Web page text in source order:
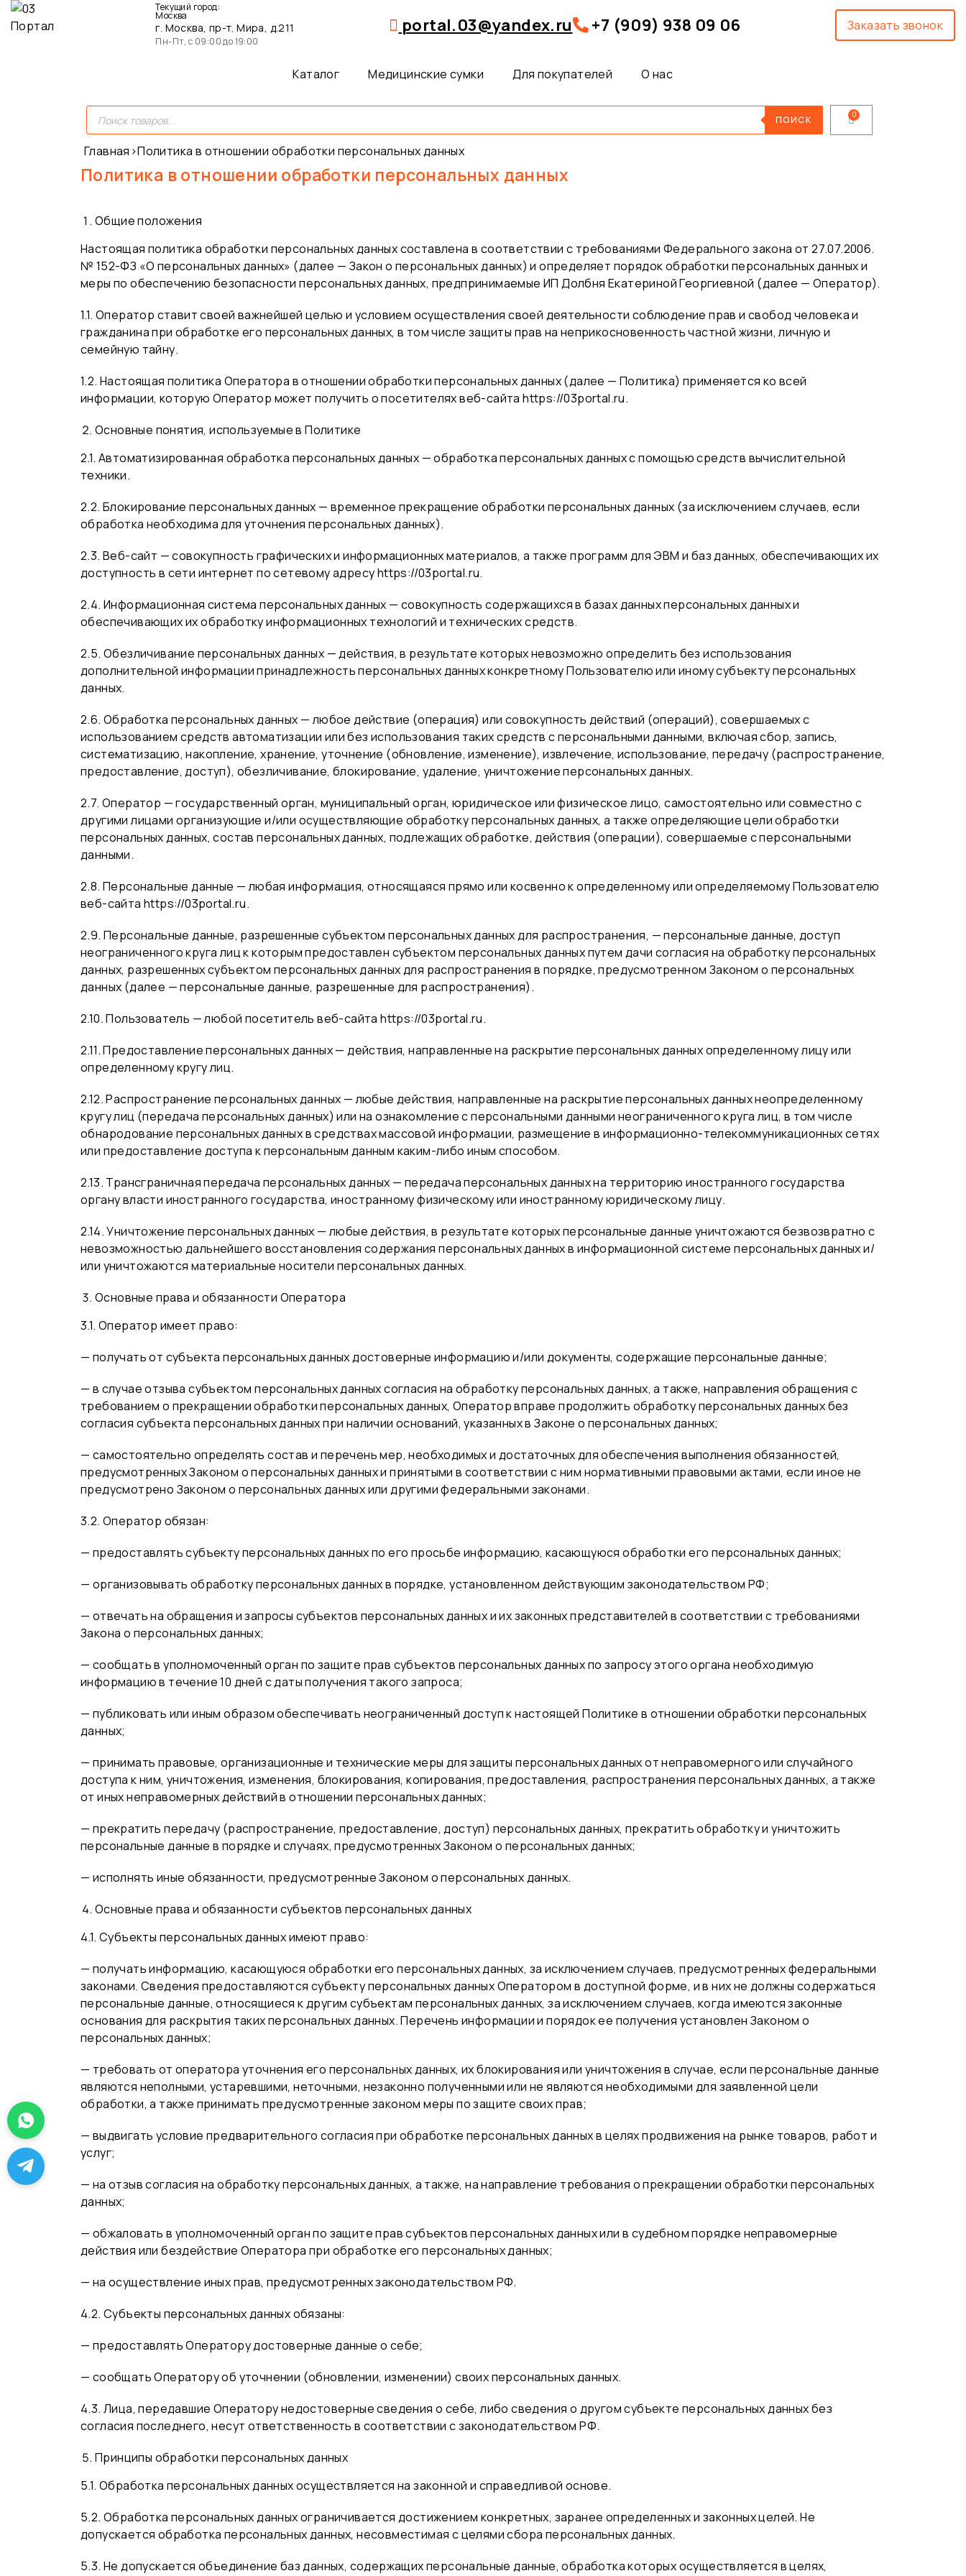
Текущий город:
Москва
г. Москва, пр-т. Мира, д.211
Пн-Пт, с 09:00 до 19:00
portal.03@yandex.ru +7 (909) 938 09 06 Заказать звонок
Каталог Медицинские сумки Для покупателей О нас
ПОИСК
Главная ›Политика в отношении обработки персональных данных
Политика в отношении обработки персональных данных
Общие положения
Настоящая политика обработки персональных данных составлена в соответствии с требованиями Федерального закона от 27.07.2006.
№ 152-ФЗ «О персональных данных» (далее — Закон о персональных данных) и определяет порядок обработки персональных данных и
меры по обеспечению безопасности персональных данных, предпринимаемые ИП Долбня Екатериной Георгиевной (далее — Оператор).
1.1. Оператор ставит своей важнейшей целью и условием осуществления своей деятельности соблюдение прав и свобод человека и
гражданина при обработке его персональных данных, в том числе защиты прав на неприкосновенность частной жизни, личную и
семейную тайну.
1.2. Настоящая политика Оператора в отношении обработки персональных данных (далее — Политика) применяется ко всей
информации, которую Оператор может получить о посетителях веб-сайтаhttps://03portal.ru.
Основные понятия, используемые в Политике
2.1. Автоматизированная обработка персональных данных — обработка персональных данных с помощью средств вычислительной
техники.
2.2. Блокирование персональных данных — временное прекращение обработки персональных данных (за исключением случаев, если
обработка необходима для уточнения персональных данных).
2.3. Веб-сайт — совокупность графических и информационных материалов, а также программ для ЭВМ и баз данных, обеспечивающих их
доступность в сети интернет по сетевому адресу https://03portal.ru.
2.4. Информационная система персональных данных — совокупность содержащихся в базах данных персональных данных и
обеспечивающих их обработку информационных технологий и технических средств.
2.5. Обезличивание персональных данных — действия, в результате которых невозможно определить без использования
дополнительной информации принадлежность персональных данных конкретному Пользователю или иному субъекту персональных
данных.
2.6. Обработка персональных данных — любое действие (операция) или совокупность действий (операций), совершаемых с
использованием средств автоматизации или без использования таких средств с персональными данными, включая сбор, запись,
систематизацию, накопление, хранение, уточнение (обновление, изменение), извлечение, использование, передачу (распространение,
предоставление, доступ), обезличивание, блокирование, удаление, уничтожение персональных данных.
2.7. Оператор — государственный орган, муниципальный орган, юридическое или физическое лицо, самостоятельно или совместно с
другими лицами организующие и/или осуществляющие обработку персональных данных, а также определяющие цели обработки
персональных данных, состав персональных данных, подлежащих обработке, действия (операции), совершаемые с персональными
данными.
2.8. Персональные данные — любая информация, относящаяся прямо или косвенно к определенному или определяемому Пользователю
веб-сайта https://03portal.ru.
2.9. Персональные данные, разрешенные субъектом персональных данных для распространения, — персональные данные, доступ
неограниченного круга лиц к которым предоставлен субъектом персональных данных путем дачи согласия на обработку персональных
данных, разрешенных субъектом персональных данных для распространения в порядке, предусмотренном Законом о персональных
данных (далее — персональные данные, разрешенные для распространения).
2.10. Пользователь — любой посетитель веб-сайта https://03portal.ru.
2.11. Предоставление персональных данных — действия, направленные на раскрытие персональных данных определенному лицу или
определенному кругу лиц.
2.12. Распространение персональных данных — любые действия, направленные на раскрытие персональных данных неопределенному
кругу лиц (передача персональных данных) или на ознакомление с персональными данными неограниченного круга лиц, в том числе
обнародование персональных данных в средствах массовой информации, размещение в информационно-телекоммуникационных сетях
или предоставление доступа к персональным данным каким-либо иным способом.
2.13. Трансграничная передача персональных данных — передача персональных данных на территорию иностранного государства
органу власти иностранного государства, иностранному физическому или иностранному юридическому лицу.
2.14. Уничтожение персональных данных — любые действия, в результате которых персональные данные уничтожаются безвозвратно с
невозможностью дальнейшего восстановления содержания персональных данных в информационной системе персональных данных и/
или уничтожаются материальные носители персональных данных.
Основные права и обязанности Оператора
3.1. Оператор имеет право:
— получать от субъекта персональных данных достоверные информацию и/или документы, содержащие персональные данные;
— в случае отзыва субъектом персональных данных согласия на обработку персональных данных, а также, направления обращения с
требованием о прекращении обработки персональных данных, Оператор вправе продолжить обработку персональных данных без
согласия субъекта персональных данных при наличии оснований, указанных в Законе о персональных данных;
— самостоятельно определять состав и перечень мер, необходимых и достаточных для обеспечения выполнения обязанностей,
предусмотренных Законом о персональных данных и принятыми в соответствии с ним нормативными правовыми актами, если иное не
предусмотрено Законом о персональных данных или другими федеральными законами.
3.2. Оператор обязан:
— предоставлять субъекту персональных данных по его просьбе информацию, касающуюся обработки его персональных данных;
— организовывать обработку персональных данных в порядке, установленном действующим законодательством РФ;
— отвечать на обращения и запросы субъектов персональных данных и их законных представителей в соответствии с требованиями
Закона о персональных данных;
— сообщать в уполномоченный орган по защите прав субъектов персональных данных по запросу этого органа необходимую
информацию в течение 10 дней с даты получения такого запроса;
— публиковать или иным образом обеспечивать неограниченный доступ к настоящей Политике в отношении обработки персональных
данных;
— принимать правовые, организационные и технические меры для защиты персональных данных от неправомерного или случайного
доступа к ним, уничтожения, изменения, блокирования, копирования, предоставления, распространения персональных данных, а также
от иных неправомерных действий в отношении персональных данных;
— прекратить передачу (распространение, предоставление, доступ) персональных данных, прекратить обработку и уничтожить
персональные данные в порядке и случаях, предусмотренных Законом о персональных данных;
— исполнять иные обязанности, предусмотренные Законом о персональных данных.
Основные права и обязанности субъектов персональных данных
4.1. Субъекты персональных данных имеют право:
— получать информацию, касающуюся обработки его персональных данных, за исключением случаев, предусмотренных федеральными
законами. Сведения предоставляются субъекту персональных данных Оператором в доступной форме, и в них не должны содержаться
персональные данные, относящиеся к другим субъектам персональных данных, за исключением случаев, когда имеются законные
основания для раскрытия таких персональных данных. Перечень информации и порядок ее получения установлен Законом о
персональных данных;
— требовать от оператора уточнения его персональных данных, их блокирования или уничтожения в случае, если персональные данные
являются неполными, устаревшими, неточными, незаконно полученными или не являются необходимыми для заявленной цели
обработки, а также принимать предусмотренные законом меры по защите своих прав;
— выдвигать условие предварительного согласия при обработке персональных данных в целях продвижения на рынке товаров, работ и
услуг;
— на отзыв согласия на обработку персональных данных, а также, на направление требования о прекращении обработки персональных
данных;
— обжаловать в уполномоченный орган по защите прав субъектов персональных данных или в судебном порядке неправомерные
действия или бездействие Оператора при обработке его персональных данных;
— на осуществление иных прав, предусмотренных законодательством РФ.
4.2. Субъекты персональных данных обязаны:
— предоставлять Оператору достоверные данные о себе;
— сообщать Оператору об уточнении (обновлении, изменении) своих персональных данных.
4.3. Лица, передавшие Оператору недостоверные сведения о себе, либо сведения о другом субъекте персональных данных без
согласия последнего, несут ответственность в соответствии с законодательством РФ.
Принципы обработки персональных данных
5.1. Обработка персональных данных осуществляется на законной и справедливой основе.
5.2. Обработка персональных данных ограничивается достижением конкретных, заранее определенных и законных целей. Не
допускается обработка персональных данных, несовместимая с целями сбора персональных данных.
5.3. Не допускается объединение баз данных, содержащих персональные данные, обработка которых осуществляется в целях,